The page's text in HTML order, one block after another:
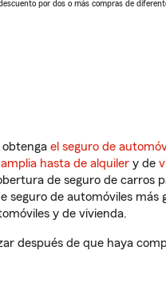
por dos o más compras de
el seguro de
amplia hasta de alquiler y de
de seguro de carros
de automóviles más
y de vivienda.
después de que haya